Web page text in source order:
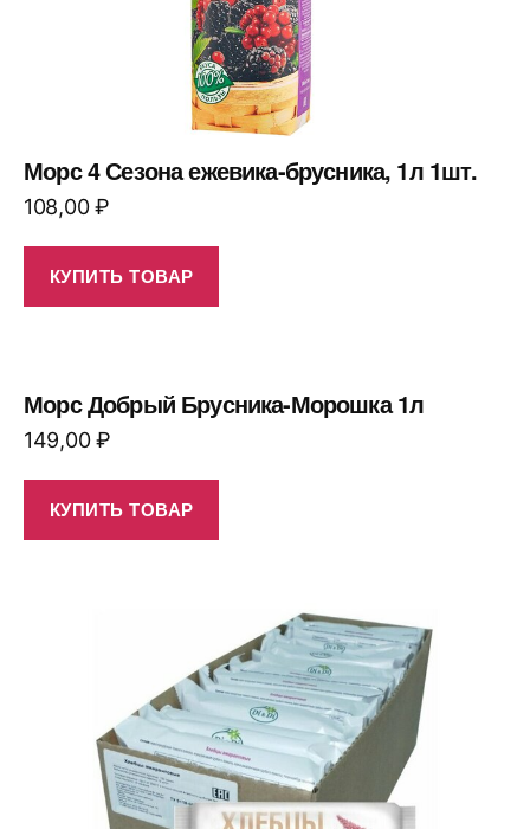
Морс 4 Сезона ежевика-брусника, 1л 1шт.
108,00₽
КУПИТЬ ТОВАР
Морс Добрый Брусника-Морошка 1л
149,00₽
КУПИТЬ ТОВАР